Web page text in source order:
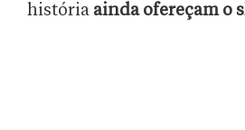
história ainda ofereçam o